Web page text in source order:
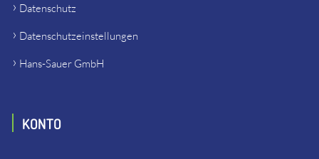
Datenschutz
Datenschutzeinstellungen
Hans-Sauer GmbH
KONTO